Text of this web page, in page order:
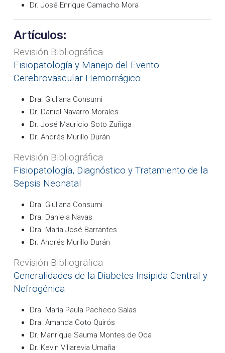
Dr. José Enrique Camacho Mora
Artículos:
Revisión Bibliográfica
Fisiopatología y Manejo del Evento
Cerebrovascular Hemorrágico
Dra. Giuliana Consumi
Dr. Daniel Navarro Morales
Dr. José Mauricio Soto Zuñiga
Dr. Andrés Murillo Durán
Revisión Bibliográfica
Fisiopatología, Diagnóstico y Tratamiento de la
Sepsis Neonatal
Dra. Giuliana Consumi
Dra. Daniela Navas
Dra. María José Barrantes
Dr. Andrés Murillo Durán
Revisión Bibliográfica
Generalidades de la Diabetes Insípida Central y
Nefrogénica
Dra. María Paula Pacheco Salas
Dra. Amanda Coto Quirós
Dr. Manrique Sauma Montes de Oca
Dr. Kevin Villarevia Umaña